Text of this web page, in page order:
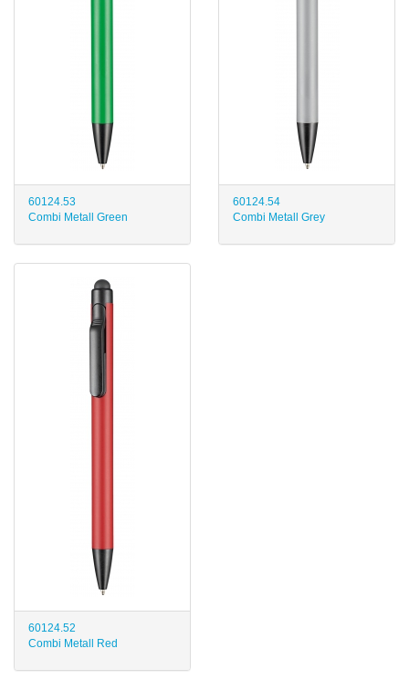
60124.53
Combi Metall Green
60124.54
Combi Metall Grey
60124.52
Combi Metall Red